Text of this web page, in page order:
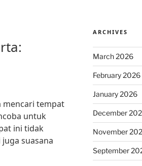
mencari tempat
untuk
ini tidak
suasana
ARCHIVES
March 2026
February 2026
January 2026
December
November
September